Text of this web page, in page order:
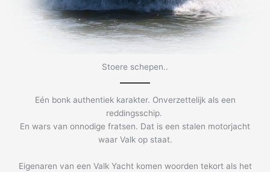
Stoere schepen..
Eén bonk authentiek karakter. Onverzettelijk als een
reddingsschip.
En wars van onnodige fratsen. Dat is een stalen motorjacht
waar Valk op staat.
Eigenaren van een Valk Yacht komen woorden tekort als het